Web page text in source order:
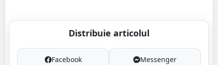
Distribuie articolul
Facebook Messenger